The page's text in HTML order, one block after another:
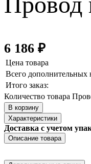
6 186 ₽
Цена товара
Всего дополнительных
Итого заказ:
Количество товара
В корзину
Характеристики
Доставка с учетом
Описание товара